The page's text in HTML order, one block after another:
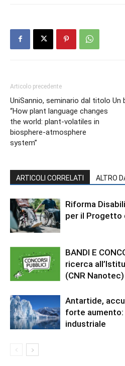
Articolo precedente
UniSannio, seminario dal titolo
“How plant language changes
the world: plant-volatiles in
biosphere-atmosphere
system”
Un
ARTICOLI CORRELATI ALTRO
Riforma
per il Progetto
BANDI E
ricerca
(CNR
Antartide,
forte aumento:
industriale